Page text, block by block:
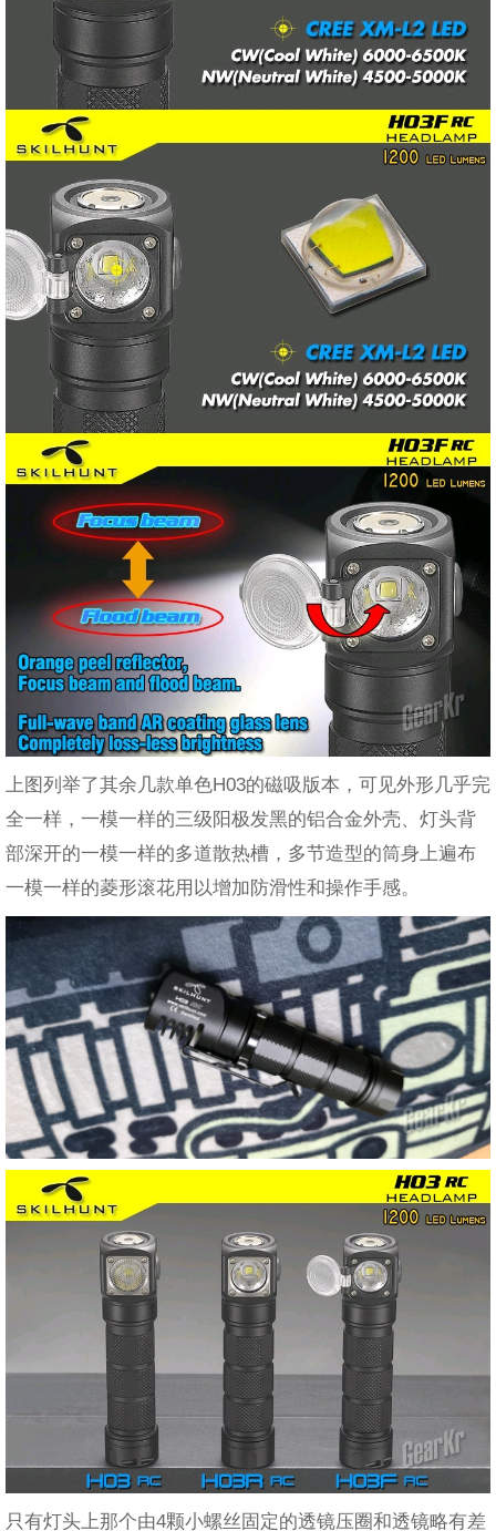
上图列举了其余几款单色H03的磁吸版本，可见外形几乎完
全一样，一模一样的三级阳极发黑的铝合金外壳、灯头背
部深开的一模一样的多道散热槽，多节造型的筒身上遍布
一模一样的菱形滚花用以增加防滑性和操作手感。
只有灯头上那个由4颗小螺丝固定的透镜压圈和透镜略有差